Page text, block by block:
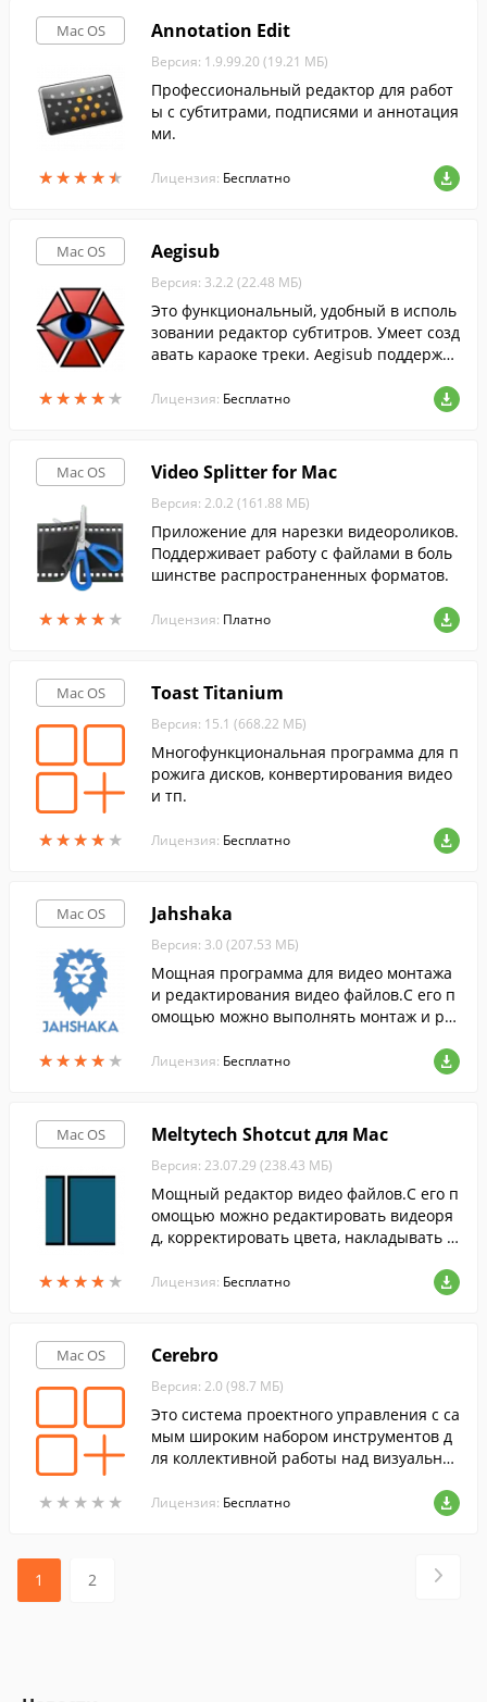
Mac OS
★★★★★
★★★★★
Annotation Edit
Версия: 1.9.99.20 (19.21 МБ)
Профессиональный редактор для работ
ы с субтитрами, подписями и аннотация
ми.
Лицензия: Бесплатно
Mac OS
★★★★★
★★★★★
Aegisub
Версия: 3.2.2 (22.48 МБ)
Это функциональный, удобный в исполь
зовании редактор субтитров. Умеет созд
авать караоке треки. Aegisub поддержи
д полезных функций, таких как проверка
орфографии и встроенный редактор пе
Лицензия: Бесплатно
Mac OS
★★★★ ★
★★★★ ★
Video Splitter for Mac
Версия: 2.0.2 (161.88 МБ)
Приложение для нарезки видеороликов.
Поддерживает работу с файлами в боль
шинстве распространенных форматов.
Лицензия: Платно
Mac OS
★★★★ ★
★★★★ ★
Toast Titanium
Версия: 15.1 (668.22 МБ)
Многофункциональная программа для п
рожига дисков, конвертирования видео
и тп.
Лицензия: Бесплатно
Mac OS
★★★★ ★
★★★★ ★
Jahshaka
Версия: 3.0 (207.53 МБ)
Мощная программа для видео монтажа
и редактирования видео файлов.С его п
омощью можно выполнять монтаж и ре
анимацию, корректировать цвета и пр.
Лицензия: Бесплатно
Mac OS
★★★★ ★
★★★★ ★
Meltytech Shotcut для Mac
Версия: 23.07.29 (238.43 МБ)
Мощный редактор видео файлов.С его п
омощью можно редактировать видеоря
д, корректировать цвета, накладывать э
другое.
Лицензия: Бесплатно
Mac OS
★ ★ ★ ★ ★
★ ★ ★ ★ ★
Cerebro
Версия: 2.0 (98.7 МБ)
Это система проектного управления с са
мым широким набором инструментов д
ля коллективной работы над визуальны
Лицензия: Бесплатно
1 2